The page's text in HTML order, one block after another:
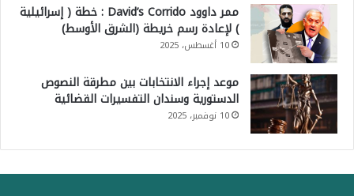
ممر داوود David’s Corrido : خطة ( إسرائيلية
) لإعادة رسم خريطة (الشرق الأوسط)
10 أغسطس، 2025
موعد إجراء الانتخابات بين مطرقة النصوص
الدستورية وسندان التفسيرات القضائية
10 نوفمبر، 2025